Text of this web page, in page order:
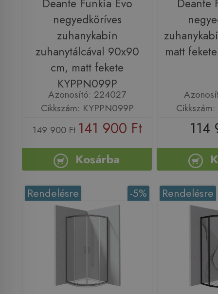
Deante Funkia Evo
negyedköríves
zuhanykabin
zuhanytálcával 90x90
cm, matt fekete
KYPPN099P
Azonosító: 224027
Cikkszám: KYPPN099P
149 900 Ft 141 900 Ft
Kosárba
Deante
matt
114
-5%
Rendelésre Rendelésre